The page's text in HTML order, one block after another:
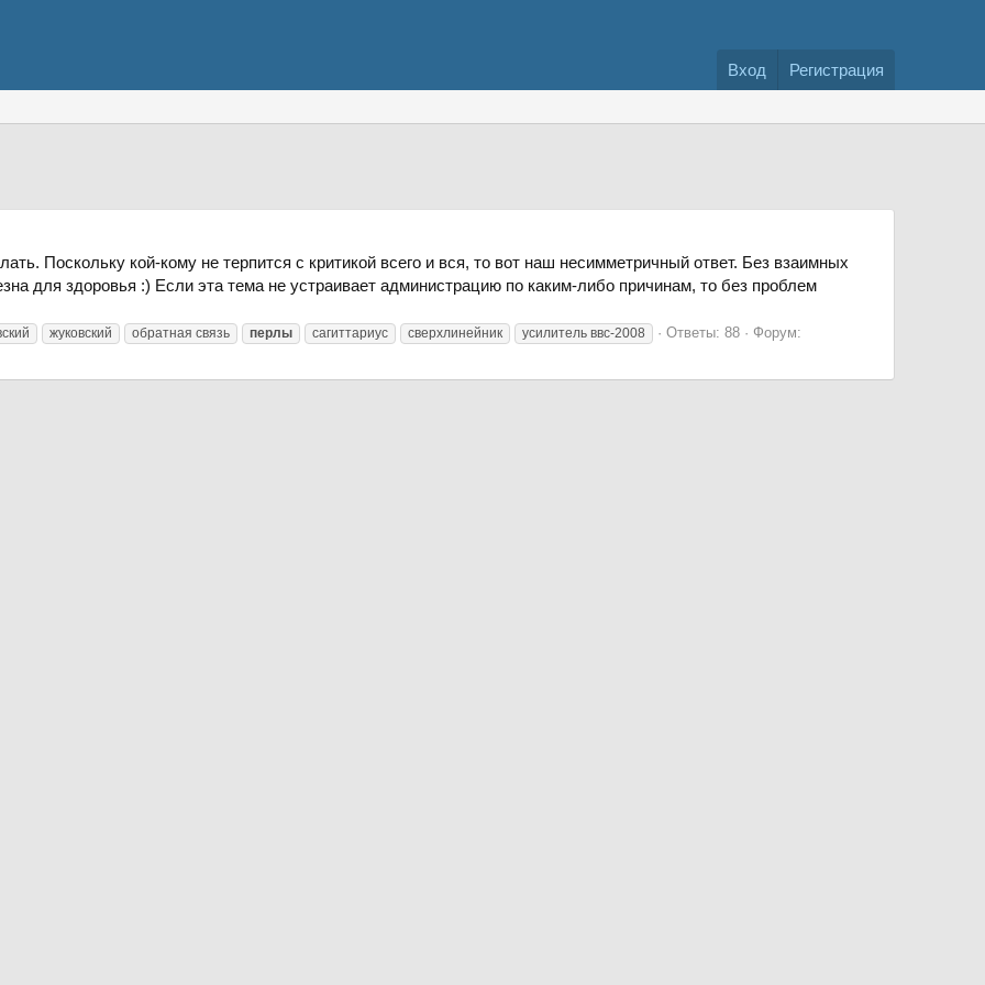
Вход Регистрация
Поскольку кой-кому не терпится с критикой всего и вся, то вот наш несимметричный ответ. Без взаимных
для здоровья :) Если эта тема не устраивает администрацию по каким-либо причинам, то без проблем
жуковский обратная связь перлы сагиттариус сверхлинейник усилитель ввс-2008 Ответы: 88 Форум: